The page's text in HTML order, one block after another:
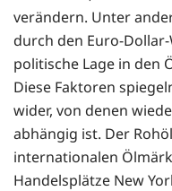
verändern. Unter
durch den Euro-
politische Lage in den
Diese Faktoren
wider, von denen
abhängig ist. Der
internationalen
Handelsplätze New